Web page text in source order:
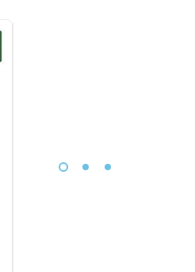
Tire-lait électrique
double pompage –